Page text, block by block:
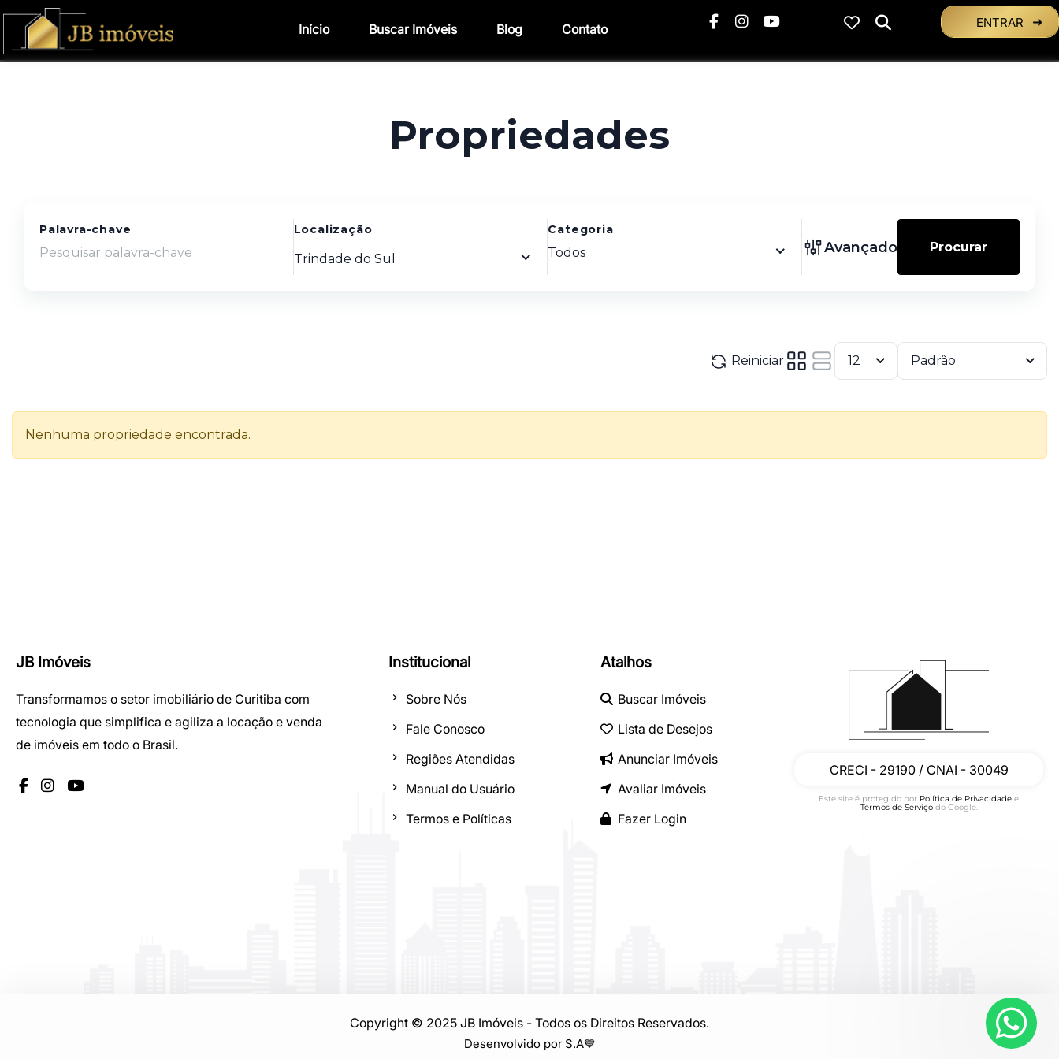
JB Imóveis
Transformamos o setor imobiliário de Curitiba com
tecnologia que simplifica e agiliza a locação e venda
de imóveis em todo o Brasil.
Institucional
Sobre Nós
Fale Conosco
Regiões Atendidas
Manual do Usuário
Termos e Políticas
Atalhos
Buscar Imóveis
Lista de Desejos
Anunciar Imóveis
Avaliar Imóveis
Fazer Login
CRECI - 29190 / CNAI - 30049
Este site é protegido por Política de Privacidade e
Termos de Serviçodo Google.
Copyright © 2025 JB Imóveis - Todos os Direitos Reservados.
Desenvolvido por S.A💙
Início Buscar Imóveis Blog Contato ENTRAR